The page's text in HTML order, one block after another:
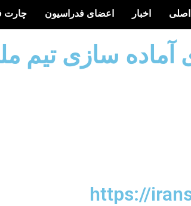
اخبار اعضای فدراسیون چارت
آماده سازی
https://